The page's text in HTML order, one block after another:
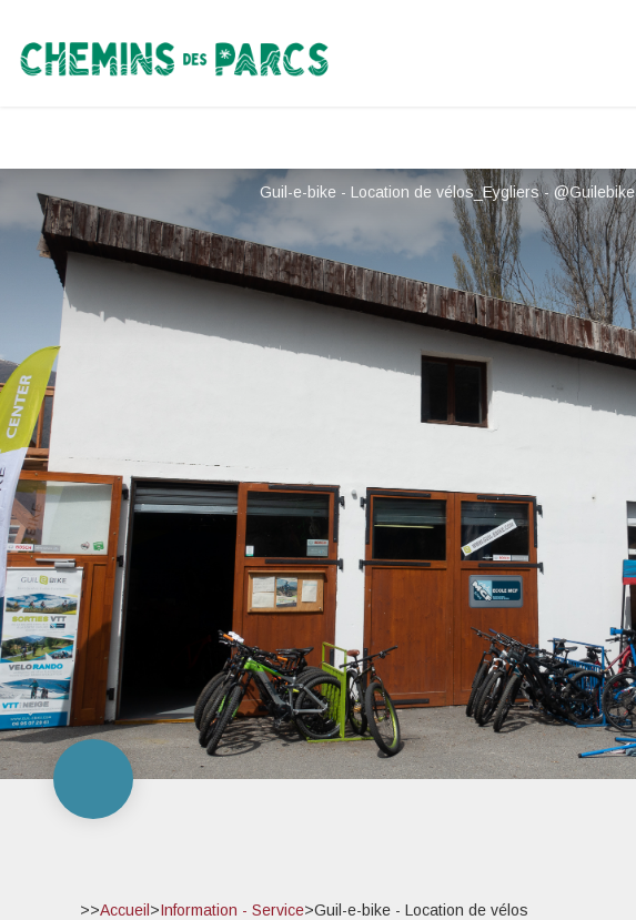
Chemins des Parcs
Guil-e-bike - Location de vélos_Eygliers - @Guilebike
>>Accueil >Information - Service>Guil-e-bike - Location de vélos